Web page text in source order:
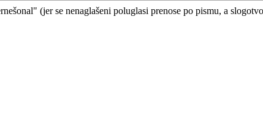
(jer se nenaglašeni poluglasi prenose po pismu, a